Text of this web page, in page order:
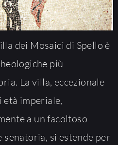
dei Mosaici di Spello è
più
La villa, eccezionale
imperiale,
a un facoltoso
senatoria, si estende per